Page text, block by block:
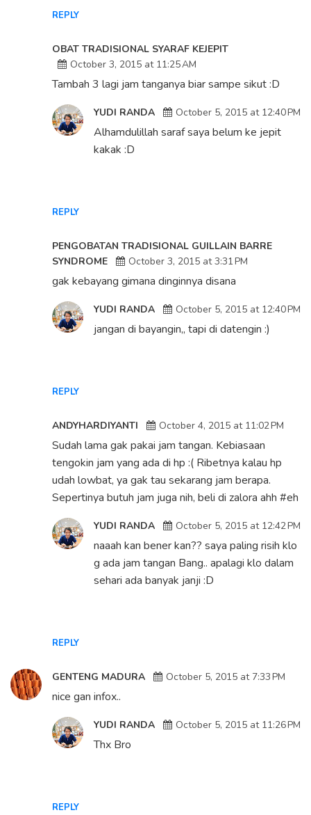
REPLY
OBAT TRADISIONAL SYARAF KEJEPIT
October 3, 2015 at 11:25 AM
Tambah 3 lagi jam tanganya biar sampe sikut :D
REPLY
YUDI RANDA October 5, 2015 at 12:40 PM
Alhamdulillah saraf saya belum ke jepit
kakak :D
PENGOBATAN TRADISIONAL GUILLAIN BARRE
SYNDROME
October 3, 2015 at 3:31 PM
gak kebayang gimana dinginnya disana
REPLY
YUDI RANDA October 5, 2015 at 12:40 PM
jangan di bayangin,, tapi di datengin :)
ANDYHARDIYANTI October 4, 2015 at 11:02 PM
Sudah lama gak pakai jam tangan. Kebiasaan
tengokin jam yang ada di hp :( Ribetnya kalau hp
udah lowbat, ya gak tau sekarang jam berapa.
Sepertinya butuh jam juga nih, beli di zalora ahh #eh
REPLY
YUDI RANDA October 5, 2015 at 12:42 PM
naaah kan bener kan?? saya paling risih klo
g ada jam tangan Bang.. apalagi klo dalam
sehari ada banyak janji :D
GENTENG MADURA October 5, 2015 at 7:33 PM
nice gan infox..
REPLY
YUDI RANDA October 5, 2015 at 11:26 PM
Thx Bro